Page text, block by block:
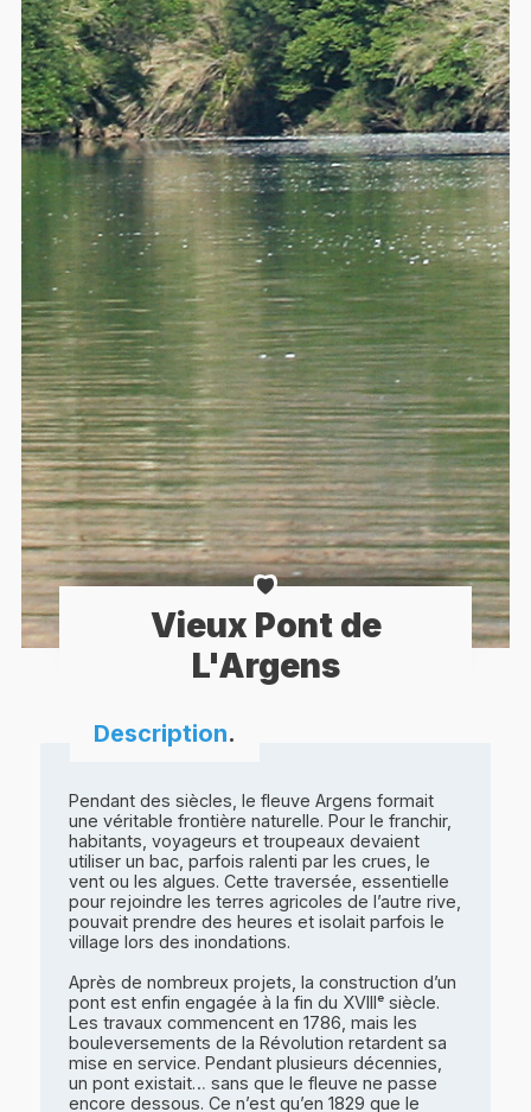
Vieux Pont de
L'Argens
Description.
Pendant des siècles, le fleuve Argens formait
une véritable frontière naturelle. Pour le franchir,
habitants, voyageurs et troupeaux devaient
utiliser un bac, parfois ralenti par les crues, le
vent ou les algues. Cette traversée, essentielle
pour rejoindre les terres agricoles de l’autre rive,
pouvait prendre des heures et isolait parfois le
village lors des inondations.
Après de nombreux projets, la construction d’un
pont est enfin engagée à la fin du XVIIIᵉ siècle.
Les travaux commencent en 1786, mais les
bouleversements de la Révolution retardent sa
mise en service. Pendant plusieurs décennies,
un pont existait… sans que le fleuve ne passe
encore dessous. Ce n’est qu’en 1829 que le